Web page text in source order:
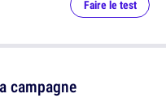
Faire le test
campagne